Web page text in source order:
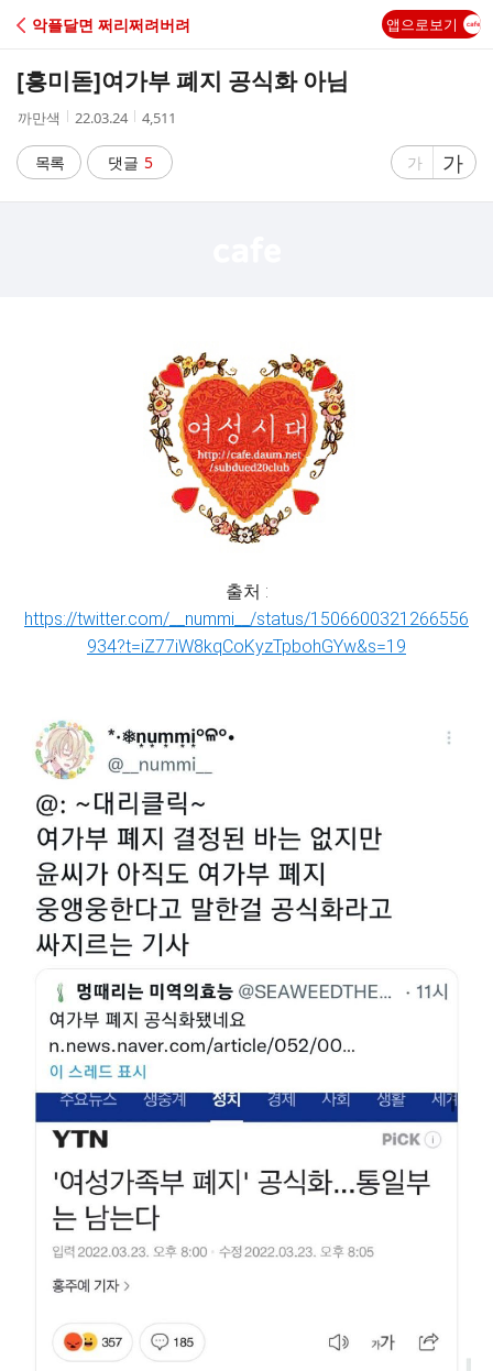
C
A
악플달면 쩌리쩌려버려 앱으로보기
[흥미돋]여가부 폐지 공식화 아님
작
자
까만색
작
시
간
22.03.24
조
수
4,511
목록 댓글 5
글
가
글
자
가
출처 :
https://twitter.com/__nummi__/status/1506600321266556
934?t=iZ77iW8kqCoKyzTpbohGYw&s=19